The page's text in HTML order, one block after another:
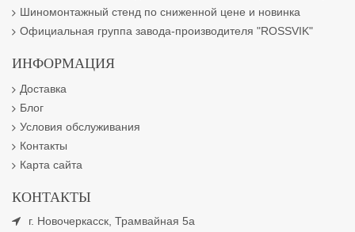
Шиномонтажный стенд по сниженной цене и новинка
Официальная группа завода-производителя "ROSSVIK"
ИНФОРМАЦИЯ
Доставка
Блог
Условия обслуживания
Контакты
Карта сайта
КОНТАКТЫ
г. Новочеркасск, Трамвайная 5а